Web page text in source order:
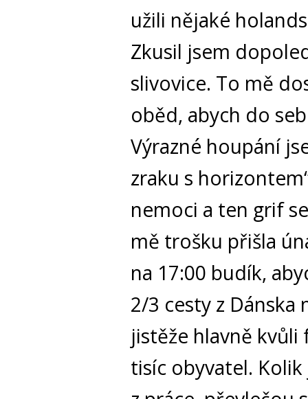
užili nějaké
Zkusil jsem
slivovice. To mě
oběd, abych do
Výrazné houpání
zraku s
nemoci a ten grif
mě trošku přišla
na 17:00 budík,
2/3 cesty z Dánska
jistěže hlavně
tisíc obyvatel.